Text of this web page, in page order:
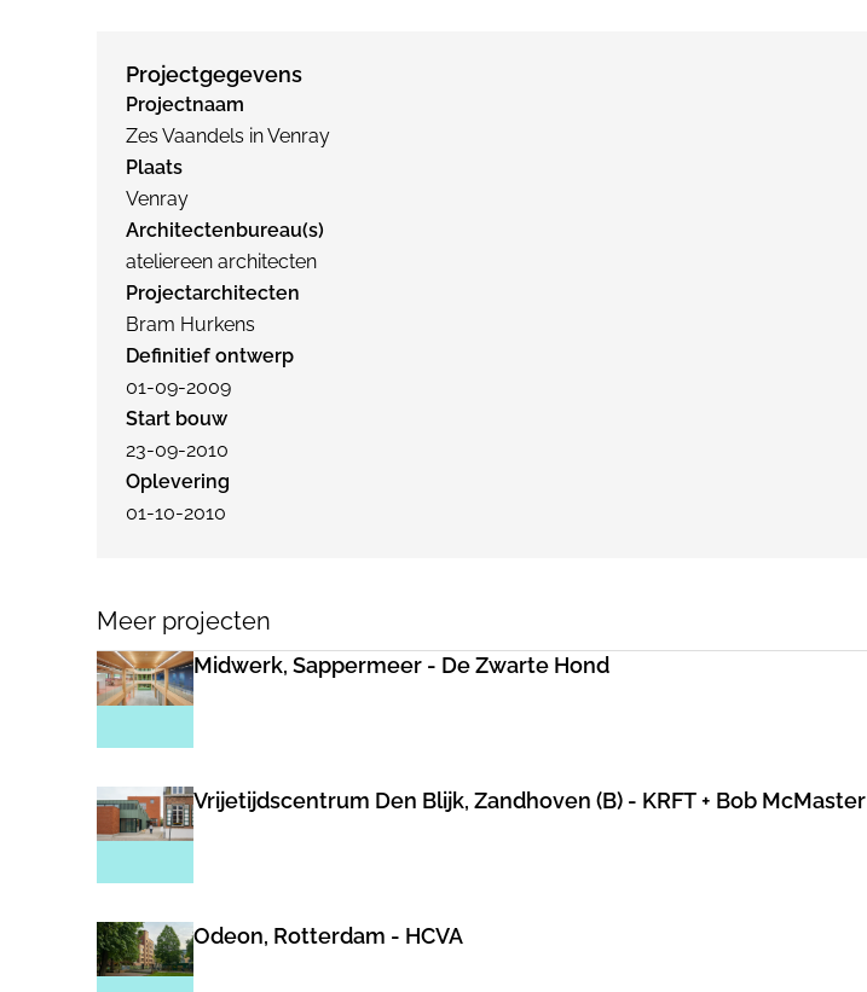
Projectgegevens
Projectnaam
Zes Vaandels in Venray
Plaats
Venray
Architectenbureau(s)
ateliereen architecten
Projectarchitecten
Bram Hurkens
Definitief ontwerp
01-09-2009
Start bouw
23-09-2010
Oplevering
01-10-2010
Meer projecten
Midwerk, Sappermeer - De Zwarte Hond
Vrijetijdscentrum Den Blijk, Zandhoven (B) - KRFT + Bob McMaster
Odeon, Rotterdam - HCVA